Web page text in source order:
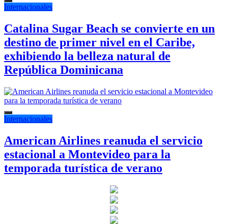
Internacionales
Catalina Sugar Beach se convierte en un
destino de primer nivel en el Caribe,
exhibiendo la belleza natural de
República Dominicana
Internacionales
American Airlines reanuda el servicio
estacional a Montevideo para la
temporada turística de verano